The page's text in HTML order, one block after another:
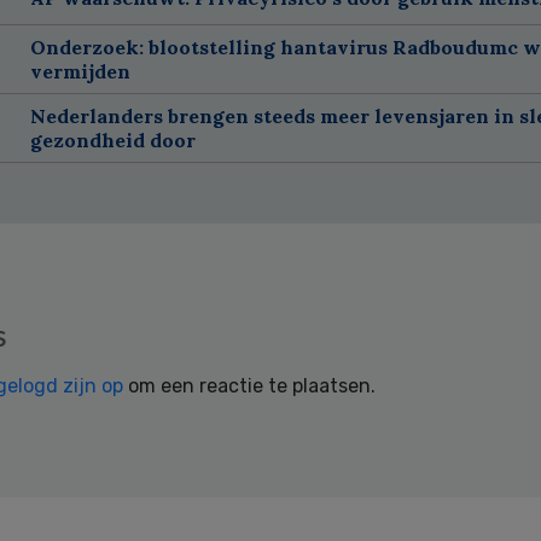
Onderzoek: blootstelling hantavirus Radboudumc
vermijden
Nederlanders brengen steeds meer levensjaren in
gezondheid door
zijn op om een reactie te plaatsen.